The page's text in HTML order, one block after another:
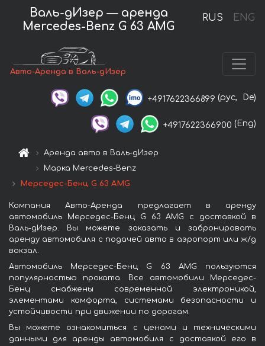
RUS ENG
Валь-дИзер — аренда
Mercedes-Benz G 63 AMG
Авто-Аренда в Валь-дИзер
+4917622366899 (рус, De)
+4917622366900 (Eng)
Аренда авто в Валь-дИзер
Марка Mercedes-Benz
Мерседес-Бенц G 63 AMG
Компания Авто-Аренда предлагает в аренду
автомобиль Мерседес-Бенц G 63 AMG с доставкой в
Валь-дИзер. Вы можете заказать и забронировать
аренду автомобиля с подачей авто в аэропорт или ж/д
вокзал.
Автомобиль Мерседес-Бенц G 63 AMG пользуются
популярностью проката. Все автомобили Мерседес-
Бенц снабжены современной электроникой,
элементами комфорта, системами безопасности и
устойчивости при движении по дорогам.
Вы можете ознакомиться с ценами и техническими
данными для аренды автомобиля с доставкой его в